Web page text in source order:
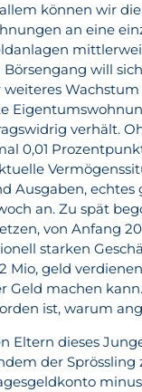
können wir
an eine
will
verhält.
0,01
Ausgaben,
an. Zu spät
von Anfang
starken
Mio, geld
Geld machen
ist, warum
Eltern dieses
der Sprössling